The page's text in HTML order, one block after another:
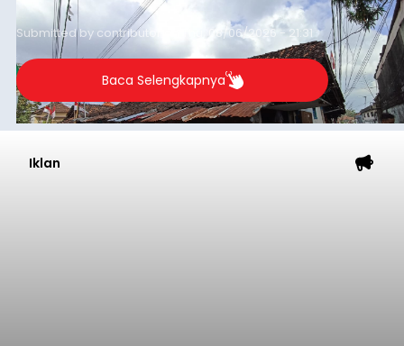
garis kemiskinan. Langkah strategis ini diambil
guna menjaga masyarakat yang berada pada
kelompok desil 5 dan 6 tersebut agar tidak
merosot ke kategori miskin.
Submitted by contributor Thu, 08/06/2026 - 21:31
Baca Selengkapnya
Iklan